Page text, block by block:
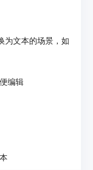
为文本的场景，如
编辑